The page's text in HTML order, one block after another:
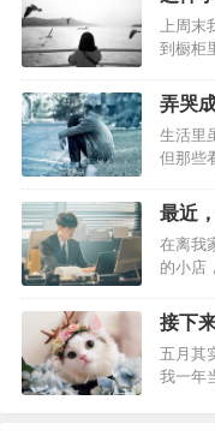
是因为我不想让她
那个时候，我还没
那间小屋子。
在那之后，我搬过
亮的大开间。
我给自己添置过几
小音箱，做一锅热
我在我的屋子里嚎
年，一
点。虽
备，但
上周末
到橱柜
高，家
藏在枕
桃酥放
放进口
弄哭
生活里
但那些
大人有
心里的
能蒸发
些时候
最近
在离我
的小店
离开，
时候，
次都是
每一次
接下
五月其
我一年